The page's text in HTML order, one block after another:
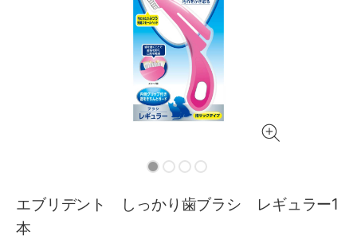
エブリデント しっかり歯ブラシ レギュラー1
本